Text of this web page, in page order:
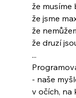
že musíme
že jsme
že
že druzí
...
- naše
v očích, na